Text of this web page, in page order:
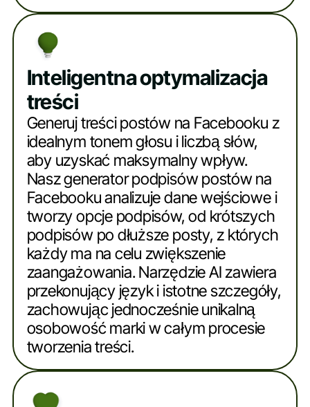
Inteligentna optymalizacja
treści
Generuj treści postów na Facebooku z
idealnym tonem głosu i liczbą słów,
aby uzyskać maksymalny wpływ.
Nasz generator podpisów postów na
Facebooku analizuje dane wejściowe i
tworzy opcje podpisów, od krótszych
podpisów po dłuższe posty, z których
każdy ma na celu zwiększenie
zaangażowania. Narzędzie AI zawiera
przekonujący język i istotne szczegóły,
zachowując jednocześnie unikalną
osobowość marki w całym procesie
tworzenia treści.